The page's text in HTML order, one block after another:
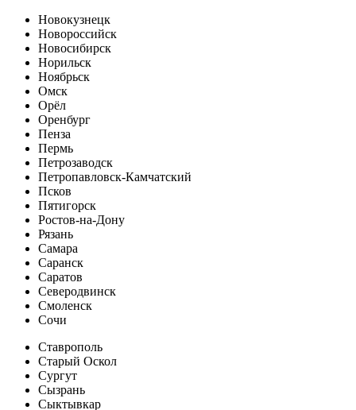
Новокузнецк
Новороссийск
Новосибирск
Норильск
Ноябрьск
Омск
Орёл
Оренбург
Пенза
Пермь
Петрозаводск
Петропавловск-Камчатский
Псков
Пятигорск
Ростов-на-Дону
Рязань
Самара
Саранск
Саратов
Северодвинск
Смоленск
Сочи
Ставрополь
Старый Оскол
Сургут
Сызрань
Сыктывкар